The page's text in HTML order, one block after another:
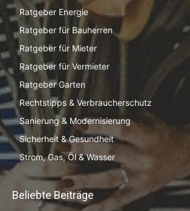
Ratgeber Energie
Ratgeber für Bauherren
Ratgeber für Mieter
Ratgeber für Vermieter
Ratgeber Garten
Rechtstipps & Verbraucherschutz
Sanierung & Modernisierung
Sicherheit & Gesundheit
Strom, Gas, Öl & Wasser
Beliebte Beiträge